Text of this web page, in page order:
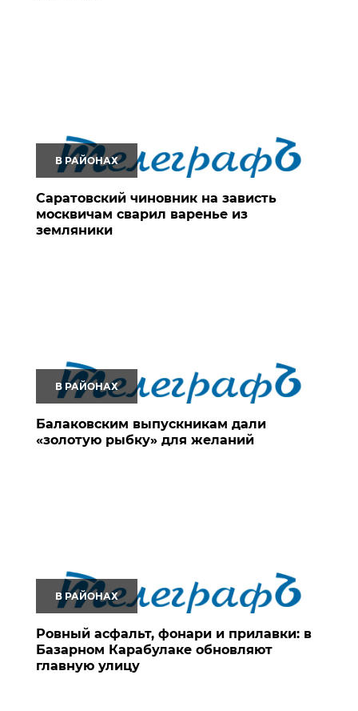
В РАЙОНАХ
Саратовский чиновник на зависть
москвичам сварил варенье из
земляники
В РАЙОНАХ
Балаковским выпускникам дали
«золотую рыбку» для желаний
В РАЙОНАХ
Ровный асфальт, фонари и прилавки: в
Базарном Карабулаке обновляют
главную улицу